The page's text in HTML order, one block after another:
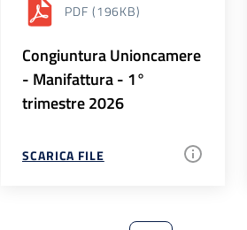
PDF (196KB)
Congiuntura Unioncamere
- Manifattura - 1°
trimestre 2026
SCARICA FILE